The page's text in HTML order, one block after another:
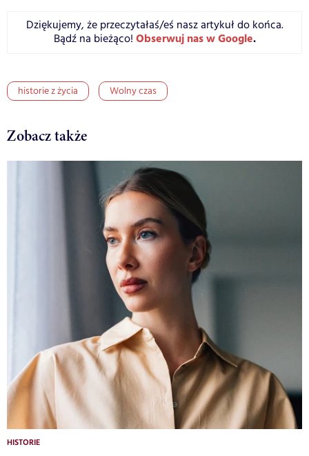
Dziękujemy, że przeczytałaś/eś nasz artykuł do końca.
Bądź na bieżąco! Obserwuj nas w Google.
historie z życia Wolny czas
Zobacz także
HISTORIE